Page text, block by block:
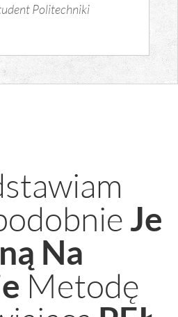
Politechniki
Je
Na
Metodę